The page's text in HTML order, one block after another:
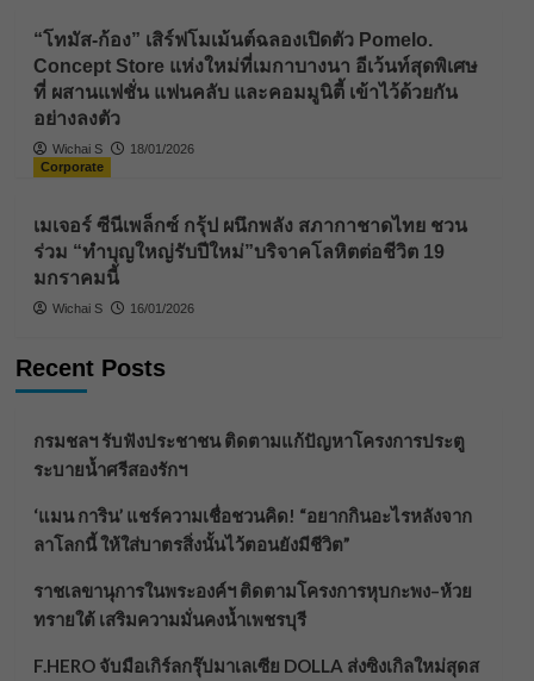
“โทมัส-ก้อง” เสิร์ฟโมเม้นต์ฉลองเปิดตัว Pomelo.
Concept Store แห่งใหม่ที่เมกาบางนา อีเว้นท์สุดพิเศษ
ที่ ผสานแฟชั่น แฟนคลับ และคอมมูนิตี้ เข้าไว้ด้วยกัน
อย่างลงตัว
Wichai S
18/01/2026
Corporate
เมเจอร์ ซีนีเพล็กซ์ กรุ้ป ผนึกพลัง สภากาชาดไทย ชวน
ร่วม “ทำบุญใหญ่รับปีใหม่”บริจาคโลหิตต่อชีวิต 19
มกราคมนี้
Wichai S 16/01/2026
Recent Posts
กรมชลฯ รับฟังประชาชน ติดตามแก้ปัญหาโครงการประตู
ระบายน้ำศรีสองรักฯ
‘แมน การิน’ แชร์ความเชื่อชวนคิด! “อยากกินอะไรหลังจาก
ลาโลกนี้ ให้ใส่บาตรสิ่งนั้นไว้ตอนยังมีชีวิต”
ราชเลขานุการในพระองค์ฯ ติดตามโครงการหุบกะพง–ห้วย
ทรายใต้ เสริมความมั่นคงน้ำเพชรบุรี
F.HERO จับมือเกิร์ลกรุ๊ปมาเลเซีย DOLLA ส่งซิงเกิลใหม่สุดส